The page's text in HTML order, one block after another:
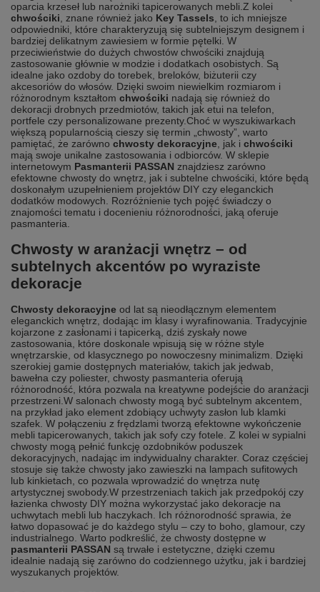
oparcia krzeseł lub narożniki tapicerowanych mebli. Z kolei
chwościki , znane również jako Key Tassels , to ich mniejsze
odpowiedniki, które charakteryzują się subtelniejszym designem i
bardziej delikatnym zawiesiem w formie pętelki. W
przeciwieństwie do dużych chwostów chwościki znajdują
zastosowanie głównie w modzie i dodatkach osobistych. Są
idealne jako ozdoby do torebek, breloków, biżuterii czy
akcesoriów do włosów. Dzięki swoim niewielkim rozmiarom i
różnorodnym kształtom chwościki nadają się również do
dekoracji drobnych przedmiotów, takich jak etui na telefon,
portfele czy personalizowane prezenty.Choć w wyszukiwarkach
większą popularnością cieszy się termin „chwosty”, warto
pamiętać, że zarówno chwosty dekoracyjne , jak i chwościki
mają swoje unikalne zastosowania i odbiorców. W sklepie
internetowym Pasmanterii PASSAN znajdziesz zarówno
efektowne chwosty do wnętrz, jak i subtelne chwościki, które będą
doskonałym uzupełnieniem projektów DIY czy eleganckich
dodatków modowych. Rozróżnienie tych pojęć świadczy o
znajomości tematu i docenieniu różnorodności, jaką oferuje
pasmanteria.
Chwosty w aranżacji wnętrz – od
subtelnych akcentów po wyraziste
dekoracje
Chwosty dekoracyjne od lat są nieodłącznym elementem
eleganckich wnętrz, dodając im klasy i wyrafinowania. Tradycyjnie
kojarzone z zasłonami i tapicerką, dziś zyskały nowe
zastosowania, które doskonale wpisują się w różne style
wnętrzarskie, od klasycznego po nowoczesny minimalizm. Dzięki
szerokiej gamie dostępnych materiałów, takich jak jedwab,
bawełna czy poliester, chwosty pasmanteria oferują
różnorodność, która pozwala na kreatywne podejście do aranżacji
przestrzeni. W salonach chwosty mogą być subtelnym akcentem,
na przykład jako element zdobiący uchwyty zasłon lub klamki
szafek. W połączeniu z frędzlami tworzą efektowne wykończenie
mebli tapicerowanych, takich jak sofy czy fotele. Z kolei w sypialni
chwosty mogą pełnić funkcję ozdobników poduszek
dekoracyjnych, nadając im indywidualny charakter. Coraz częściej
stosuje się także chwosty jako zawieszki na lampach sufitowych
lub kinkietach, co pozwala wprowadzić do wnętrza nutę
artystycznej swobody.W przestrzeniach takich jak przedpokój czy
łazienka chwosty DIY można wykorzystać jako dekoracje na
uchwytach mebli lub haczykach. Ich różnorodność sprawia, że
łatwo dopasować je do każdego stylu – czy to boho, glamour, czy
industrialnego. Warto podkreślić, że chwosty dostępne w
pasmanterii PASSAN są trwałe i estetyczne, dzięki czemu
idealnie nadają się zarówno do codziennego użytku, jak i bardziej
wyszukanych projektów.